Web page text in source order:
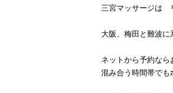
三宮マッサージは
大阪、梅田と難波に
ネットから予約なら
混み合う時間帯でも